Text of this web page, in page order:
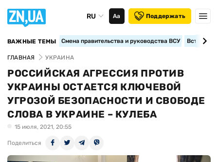
RU Аа Поддержать
ВАЖНЫЕ ТЕМЫ Смена правительства и руководства ВСУ
ГЛАВНАЯ УКРАИНА
РОССИЙСКАЯ АГРЕССИЯ ПРОТИВ
УКРАИНЫ ОСТАЕТСЯ КЛЮЧЕВОЙ
УГРОЗОЙ БЕЗОПАСНОСТИ И СВОБОДЕ
СЛОВА В УКРАИНЕ – КУЛЕБА
15 июля, 2021, 20:55
Поделиться